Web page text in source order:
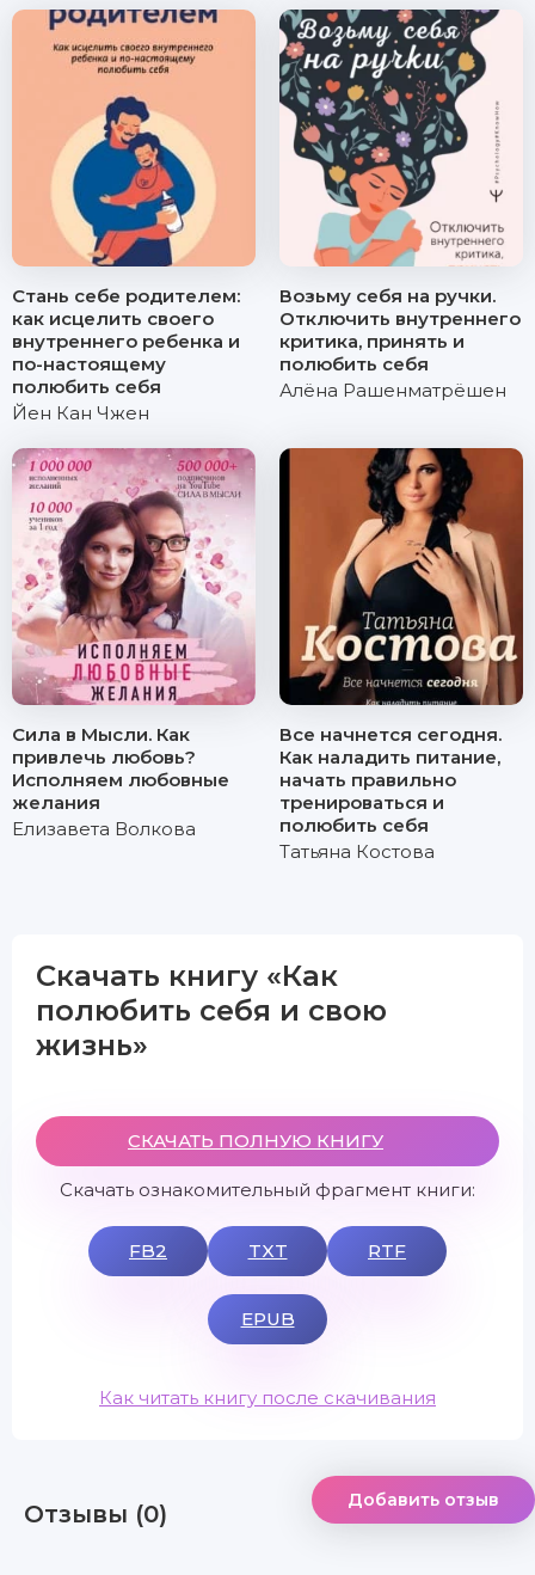
Стань себе родителем:
как исцелить своего
внутреннего ребенка и
по-настоящему
полюбить себя
Йен Кан Чжен
Возьму себя на ручки.
Отключить внутреннего
критика, принять и
полюбить себя
Алёна Рашенматрёшен
Сила в Мысли. Как
привлечь любовь?
Исполняем любовные
желания
Елизавета Волкова
Все начнется сегодня.
Как наладить питание,
начать правильно
тренироваться и
полюбить себя
Татьяна Костова
Скачать книгу «Как
полюбить себя и свою
жизнь»
СКАЧАТЬ ПОЛНУЮ КНИГУ
Скачать ознакомительный фрагмент книги:
FB2 TXT RTF
EPUB
Как читать книгу после скачивания
Отзывы (0) Добавить отзыв